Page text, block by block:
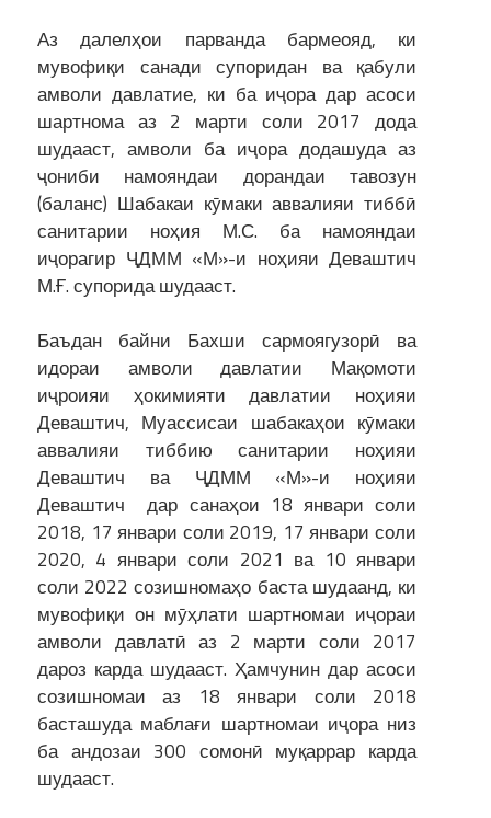
Аз далелҳои парванда бармеояд, ки
мувофиқи санади супоридан ва қабули
амволи давлатие, ки ба иҷора дар асоси
шартнома аз 2 марти соли 2017 дода
шудааст, амволи ба иҷора додашуда аз
ҷониби намояндаи дорандаи тавозун
(баланс) Шабакаи кӯмаки аввалияи тиббӣ
санитарии ноҳия М.С. ба намояндаи
иҷорагир ҶДММ «М»-и ноҳияи Деваштич
М.Ғ. супорида шудааст.
Баъдан байни Бахши сармоягузорӣ ва
идораи амволи давлатии Мақомоти
иҷроияи ҳокимияти давлатии ноҳияи
Деваштич, Муассисаи шабакаҳои кӯмаки
аввалияи тиббию санитарии ноҳияи
Деваштич ва ҶДММ «М»-и ноҳияи
Деваштич дар санаҳои 18 январи соли
2018, 17 январи соли 2019, 17 январи соли
2020, 4 январи соли 2021 ва 10 январи
соли 2022 созишномаҳо баста шудаанд, ки
мувофиқи он мӯҳлати шартномаи иҷораи
амволи давлатӣ аз 2 марти соли 2017
дароз карда шудааст. Ҳамчунин дар асоси
созишномаи аз 18 январи соли 2018
басташуда маблағи шартномаи иҷора низ
ба андозаи 300 сомонӣ муқаррар карда
шудааст.